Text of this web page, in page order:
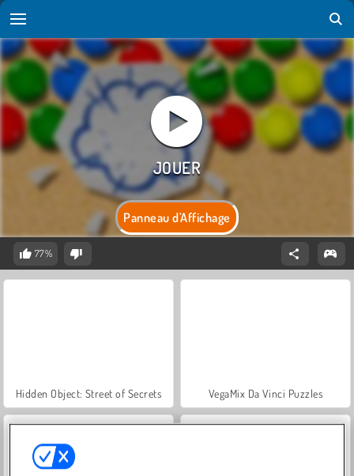
Panneau d'Affichage
77%
Hidden Object: Street of Secrets VegaMix Da Vinci Puzzles